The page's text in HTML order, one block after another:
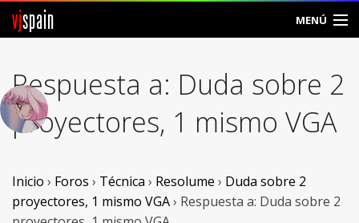
vjspain MENÚ
Foros
Noticias
Vjspain
Ayuda
Respuesta a: Duda sobre 2
proyectores, 1 mismo VGA
Inicio › Foros › Técnica › Resolume › Duda sobre 2
proyectores, 1 mismo VGA› Respuesta a: Duda sobre 2